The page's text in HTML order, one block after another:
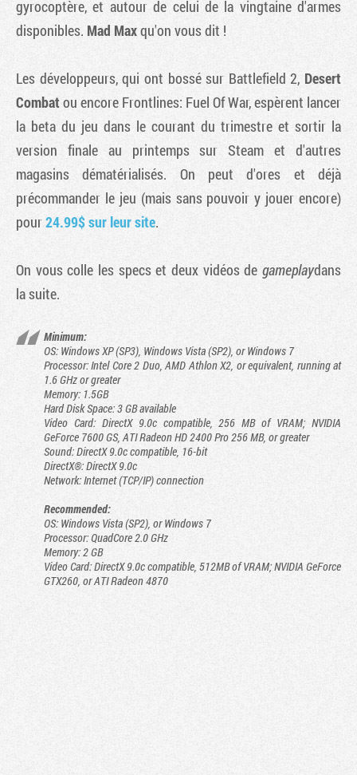
gyrocoptère, et autour de celui de la vingtaine d'armes
disponibles. Mad Maxqu'on vous dit !
Les développeurs, qui ont bossé sur Battlefield 2, Desert
Combatou encore Frontlines: Fuel Of War, espèrent lancer
la beta du jeu dans le courant du trimestre et sortir la
version finale au printemps sur Steam et d'autres
magasins dématérialisés. On peut d'ores et déjà
précommander le jeu (mais sans pouvoir y jouer encore)
pour24.99$ sur leur site.
On vous colle les specs et deux vidéos de gameplaydans
la suite.
Minimum:
OS: Windows XP (SP3), Windows Vista (SP2), or Windows 7
Processor: Intel Core 2 Duo, AMD Athlon X2, or equivalent, running at
1.6 GHz or greater
Memory: 1.5GB
Hard Disk Space: 3 GB available
Video Card: DirectX 9.0c compatible, 256 MB of VRAM; NVIDIA
GeForce 7600 GS, ATI Radeon HD 2400 Pro 256 MB, or greater
Sound: DirectX 9.0c compatible, 16-bit
DirectX®: DirectX 9.0c
Network: Internet (TCP/IP) connection
Recommended:
OS: Windows Vista (SP2), or Windows 7
Processor: QuadCore 2.0 GHz
Memory: 2 GB
Video Card: DirectX 9.0c compatible, 512MB of VRAM; NVIDIA GeForce
GTX260, or ATI Radeon 4870